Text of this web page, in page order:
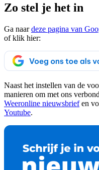
Zo stel je het in
Ga naardeze pagina van
of klik hier:
Naast het instellen van de
manieren om met ons
Weeronline nieuwsbriefen
Youtube.